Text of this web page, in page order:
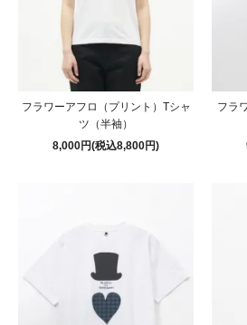
フラワーアフロ（プリント）Tシャ
ツ（半袖）
8,000円(税込8,800円)
フラ